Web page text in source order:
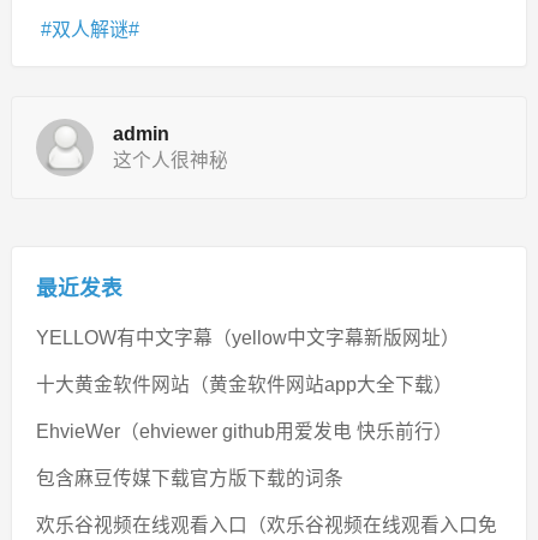
双人解谜
admin
这个人很神秘
最近发表
YELLOW有中文字幕（yellow中文字幕新版网址）
十大黄金软件网站（黄金软件网站app大全下载）
EhvieWer（ehviewer github用爱发电 快乐前行）
包含麻豆传媒下载官方版下载的词条
欢乐谷视频在线观看入口（欢乐谷视频在线观看入口免